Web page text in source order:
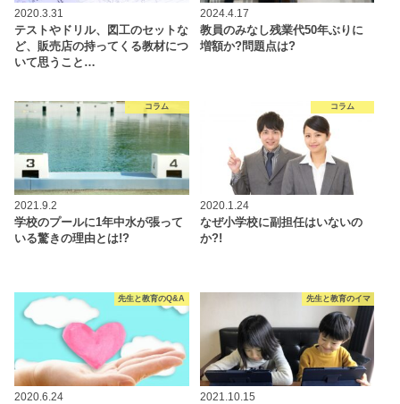
2020.3.31
テストやドリル、図工のセットな
ど、販売店の持ってくる教材につ
いて思うこと…
2024.4.17
教員のみなし残業代50年ぶりに
増額か?問題点は?
コラム
2021.9.2
学校のプールに1年中水が張って
いる驚きの理由とは!?
コラム
2020.1.24
なぜ小学校に副担任はいないの
か?!
先生と教育のQ&A
2020.6.24
先生と教育のイマ
2021.10.15